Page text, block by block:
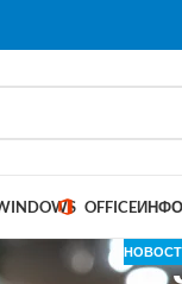
OFFICEИНФО